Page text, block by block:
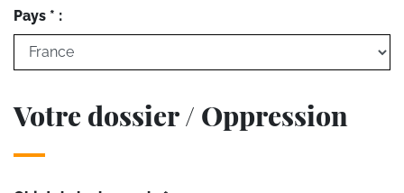
Pays * :
Votre dossier / Oppression